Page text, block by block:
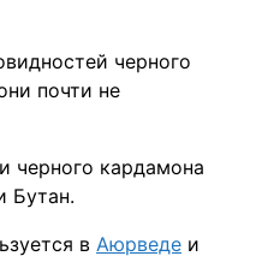
черного
почти не
черного кардамона
Бутан.
в Аюрведе и